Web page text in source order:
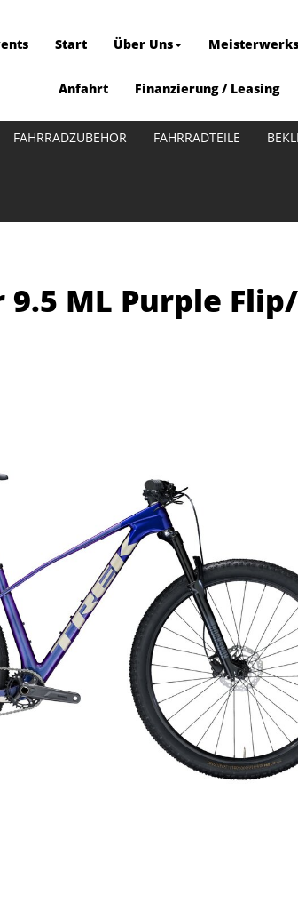
Start Über Uns
Anfahrt Finanzierung / Leasing
FAHRRADZUBEHÖR FAHRRADTEILE
ML Purple